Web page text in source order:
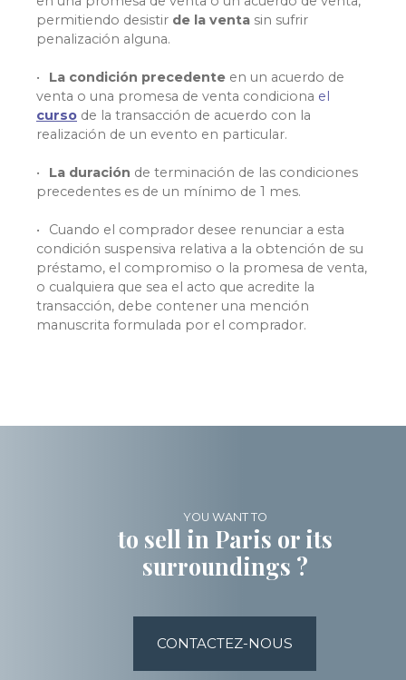
permitiendo desistir de la venta sin sufrir
penalización alguna.
La condición precedente en un acuerdo de
venta o una promesa de venta condiciona el
curso de la transacción de acuerdo con la
realización de un evento en particular.
La duración de terminación de las condiciones
precedentes es de un mínimo de 1 mes.
Cuando el comprador desee renunciar a esta
condición suspensiva relativa a la obtención de su
préstamo, el compromiso o la promesa de venta,
o cualquiera que sea el acto que acredite la
transacción, debe contener una mención
manuscrita formulada por el comprador.
YOU WANT TO
to sell in Paris or its
surroundings ?
CONTACTEZ-NOUS